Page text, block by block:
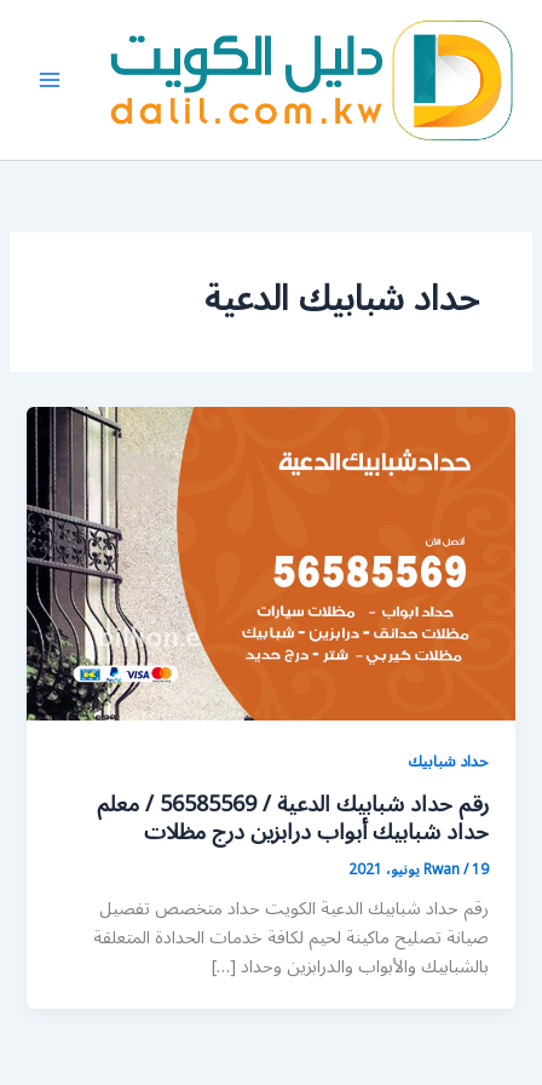
المحتوى
حداد شبابيك الدعية
حداد شبابيك
رقم حداد شبابيك الدعية / 56585569 / معلم
حداد شبابيك أبواب درابزين درج مظلات
Rwan/19 يونيو، 2021
رقم حداد شبابيك الدعية الكويت حداد متخصص تفصيل
صيانة تصليح ماكينة لحيم لكافة خدمات الحدادة المتعلقة
بالشبابيك والأبواب والدرابزين وحداد […]